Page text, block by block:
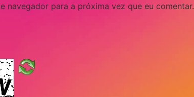
navegador para a próxima vez que eu comentar.